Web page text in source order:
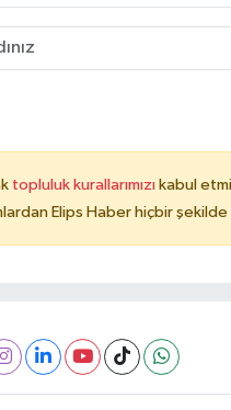
topluluk kurallarımızı kabul
Elips Haber hiçbir